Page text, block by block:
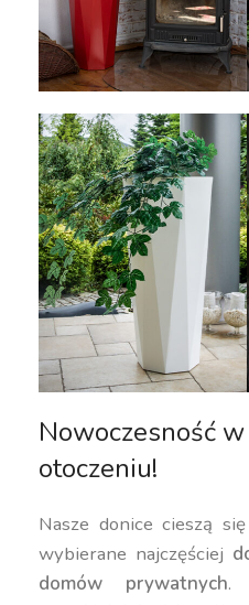
Nowoczesność
otoczeniu!
Nasze donice cieszą
wybierane najczęściej
domów prywatnych.